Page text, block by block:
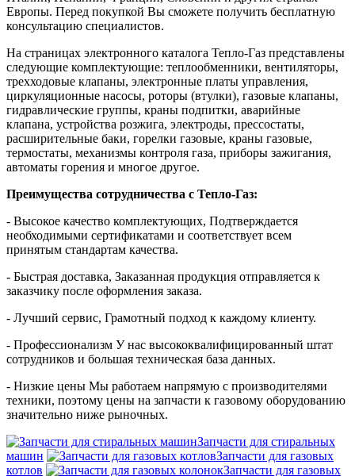
Европы. Перед покупкой Вы сможете получить бесплатную
консультацию специалистов.
На страницах электронного каталога Тепло-Газ представлены
следующие комплектующие: теплообменники, вентиляторы,
трехходовые клапаны, электронные платы управления,
циркуляционные насосы, роторы (втулки), газовые клапаны,
гидравлические группы, краны подпитки, аварийные
клапана, устройства розжига, электроды, прессостаты,
расширительные баки, горелки газовые, краны газовые,
термостаты, механизмы контроля газа, приборы зажигания,
автоматы горения и многое другое.
Преимущества сотрудничества с Тепло-Газ:
- Высокое качество комплектующих, Подтверждается
необходимыми сертификатами и соответствует всем
принятым стандартам качества.
- Быстрая доставка, Заказанная продукция отправляется к
заказчику после оформления заказа.
- Лучший сервис, Грамотный подход к каждому клиенту.
- Профессионализм У нас высококвалифицированный штат
сотрудников и большая техническая база данных.
- Низкие цены Мы работаем напрямую с производителями
техники, поэтому цены на запчасти к газовому оборудованию
значительно ниже рыночных.
Запчасти для стиральных
машин
Запчасти для газовых
котлов
Запчасти для газовых